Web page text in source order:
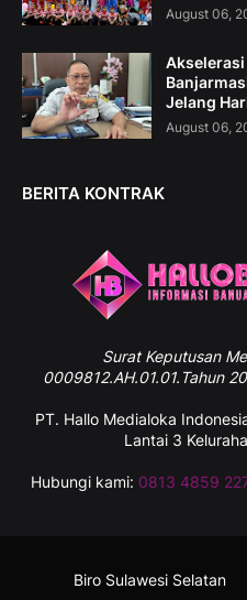
August 06,
Jelang
August 06,
BERITA KONTRAK
SuratKeputusan
0009812.AH.01.01.Tahun
PT. Hallo Medialoka
Lantai 3
Hubungi kami: 0813 4859
Biro Sulawesi Selatan